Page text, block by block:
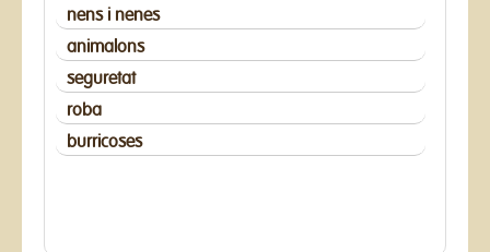
nens i nenes
animalons
seguretat
roba
burricoses